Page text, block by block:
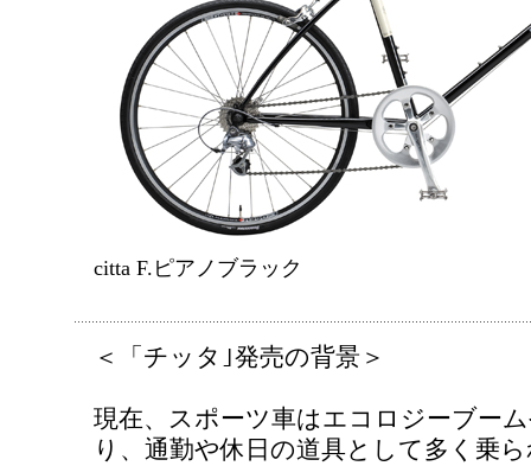
citta F.ピアノブラック
＜「チッタ｣発売の背景＞
現在、スポーツ車はエコロジーブー
り、通勤や休日の道具として多く乗